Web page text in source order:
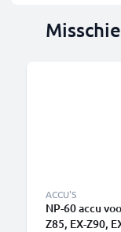
ACCU'S
NP-60 accu
Z85, EX-Z90,